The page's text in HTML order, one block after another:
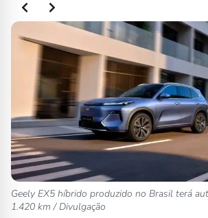
Geely EX5 híbrido produzido no Brasil terá
1.420 km / Divulgação